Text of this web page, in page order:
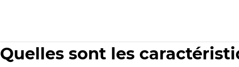
Quelles sont les